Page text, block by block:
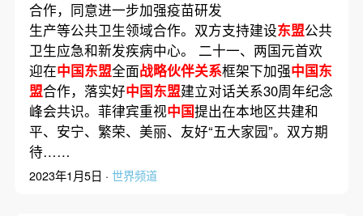
合作，同意进一步加强疫苗研发
生产等公共卫生领域合作。双方支持建设东盟公共
卫生应急和新发疾病中心。 二十一、两国元首欢
迎在中国东盟全面战略伙伴关系框架下加强中国东
盟合作，落实好中国东盟建立对话关系30周年纪念
峰会共识。菲律宾重视中国提出在本地区共建和
平、安宁、繁荣、美丽、友好“五大家园”。双方期
待……
2023年1月5日 · 世界频道